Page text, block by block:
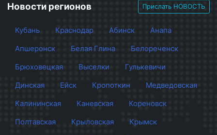
Новости регионов Прислать НОВОСТЬ
Кубань Краснодар Абинск
Анапа
Апшеронск
Белая Глина
Белореченск
Брюховецкая
Выселки
Гулькевичи
Динская
Ейск Кропоткин
Медведовская
Калининская
Каневская
Кореновск
Полтавская
Крыловская
Крымск